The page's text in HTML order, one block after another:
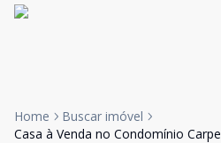
Home
Buscar imóvel
Casa à Venda no Condomínio